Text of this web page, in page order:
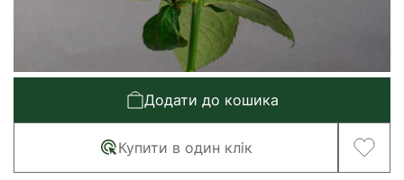
143,00 грн
Додати до кошика
Купити в один клік